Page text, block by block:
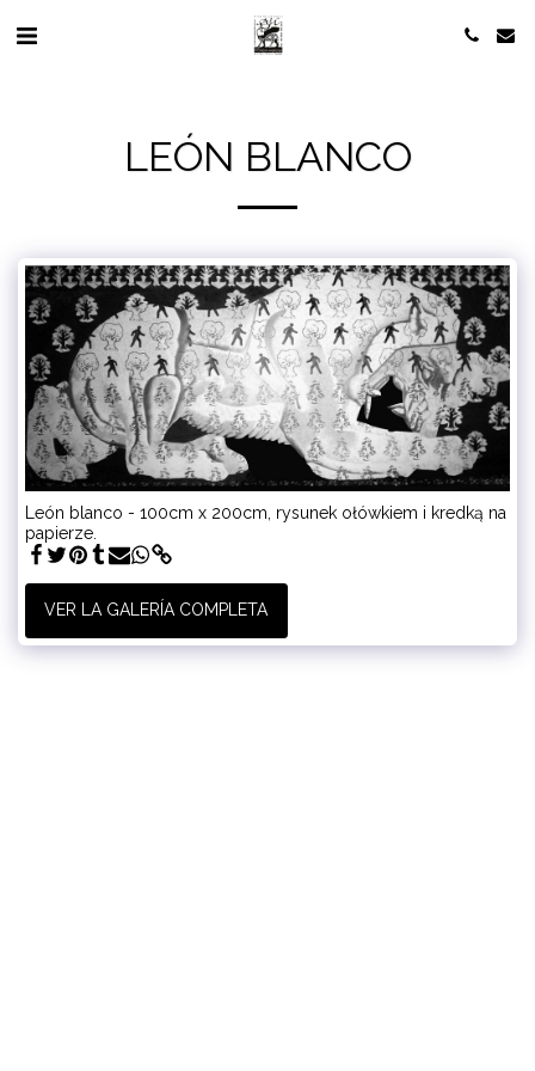
LEÓN BLANCO
León blanco - 100cm x 200cm, rysunek ołówkiem i kredką na
papierze.
VER LA GALERÍA COMPLETA